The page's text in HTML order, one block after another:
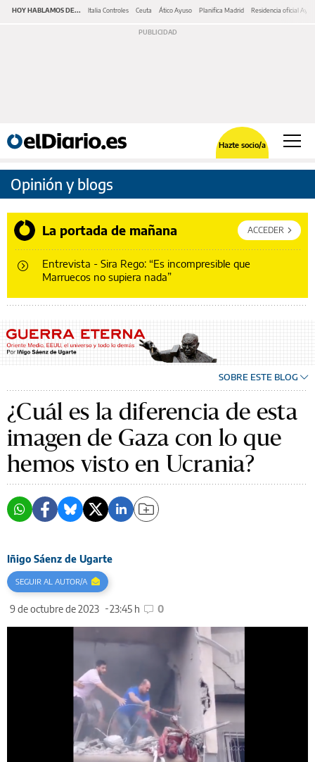
HOY HABLAMOS DE... Italia Controles Ceuta Ático Ayuso Planifica Madrid Residencia oficial
Hazte socio/a
Opinión y blogs
La portada de mañana ACCEDER
Entrevista - Sira Rego: “Es incompresible que
Marruecos no supiera nada”
SOBRE ESTE BLOG
¿Cuál es la diferencia de esta
imagen de Gaza con lo que
hemos visto en Ucrania?
Iñigo Sáenz de Ugarte
9 de octubre de 2023 23:45 h 0
SEGUIR AL AUTOR/A